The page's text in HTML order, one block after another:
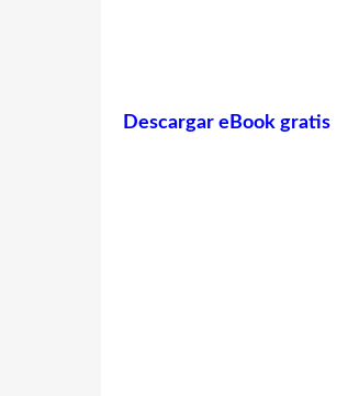
Descargar eBook gratis